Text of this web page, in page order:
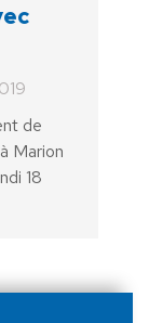
de
Marion
18